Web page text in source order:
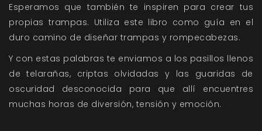
Esperamos que también te inspiren para crear tus
propias trampas. Utiliza este libro como guía en el
duro camino de diseñar trampas y rompecabezas.
Y con estas palabras te enviamos a los pasillos llenos
de telarañas, criptas olvidadas y las guaridas de
oscuridad desconocida para que allí encuentres
muchas horas de diversión, tensión y emoción.